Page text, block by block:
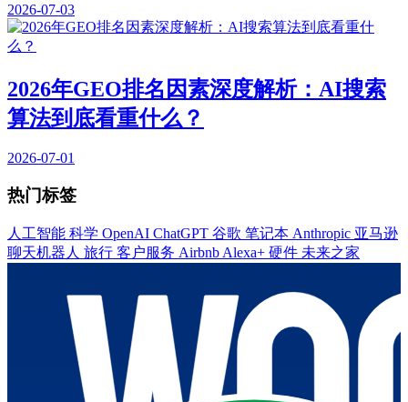
2026-07-03
2026年GEO排名因素深度解析：AI搜索
算法到底看重什么？
2026-07-01
热门标签
人工智能 科学 OpenAI ChatGPT 谷歌 笔记本 Anthropic 亚马逊
聊天机器人 旅行 客户服务 Airbnb Alexa+ 硬件 未来之家